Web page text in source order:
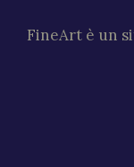
FineArt è un